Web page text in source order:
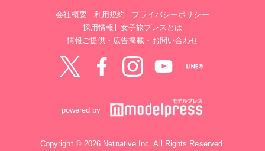
会社概要 利用規約
プライバシーポリシー
採用情報
女子旅プレスとは
情報ご提供・広告掲載・お問い合わせ
powered by
Copyright © 2026 Netnative Inc. All Rights Reserved.